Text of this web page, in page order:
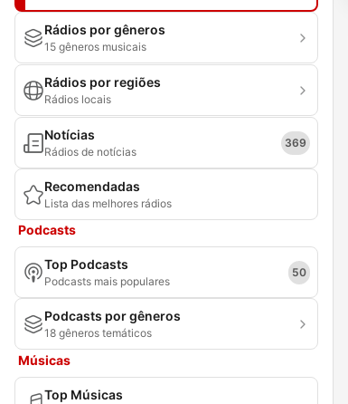
Rádios por gêneros
15 gêneros musicais
Rádios por regiões
Rádios locais
Notícias
Rádios de notícias
369
Recomendadas
Lista das melhores rádios
Podcasts
Top Podcasts
Podcasts mais populares
50
Podcasts por gêneros
18 gêneros temáticos
Músicas
Top Músicas